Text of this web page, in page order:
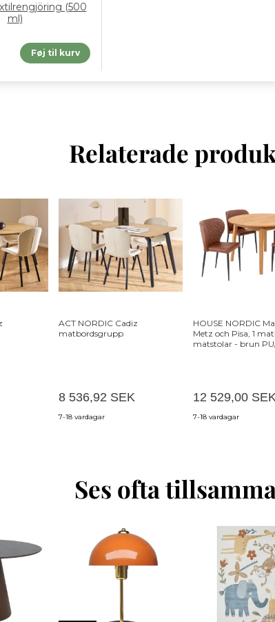
(500
ml)
Føj til kurv
Relaterade
ACT NORDIC Cadiz
matbordsgrupp
8 536,92 SEK
7-18 vardagar
HOUSE NORDIC
Metz och Pisa, 1
matstolar - brun
12 529,00 SEK
7-18 vardagar
Ses ofta